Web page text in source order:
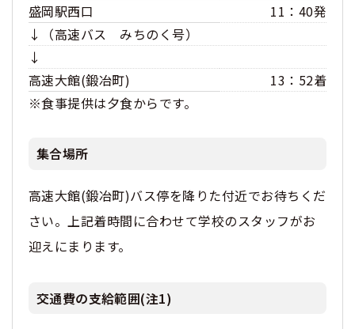
盛岡駅西口
11：40発
↓（高速バス みちのく号）
↓
高速大館(鍛冶町)
13：52着
※食事提供は夕食からです。
集合場所
高速大館(鍛冶町)バス停を降りた付近でお待ちくだ
さい。上記着時間に合わせて学校のスタッフがお
迎えにまります。
交通費の支給範囲(注1)